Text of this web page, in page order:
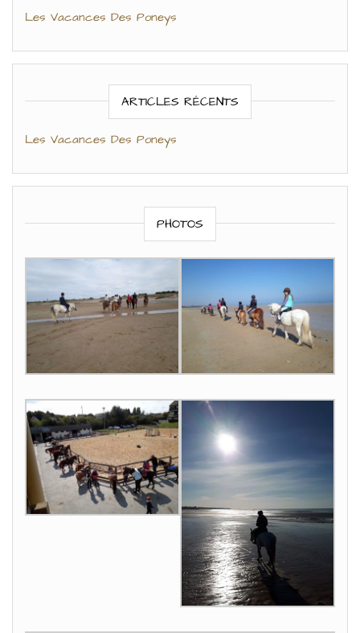
Les Vacances Des Poneys
ARTICLES RÉCENTS
Les Vacances Des Poneys
PHOTOS